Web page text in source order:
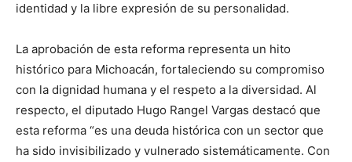
identidad y la libre expresión de su personalidad.
La aprobación de esta reforma representa un hito
histórico para Michoacán, fortaleciendo su compromiso
con la dignidad humana y el respeto a la diversidad. Al
respecto, el diputado Hugo Rangel Vargas destacó que
esta reforma “es una deuda histórica con un sector que
ha sido invisibilizado y vulnerado sistemáticamente. Con